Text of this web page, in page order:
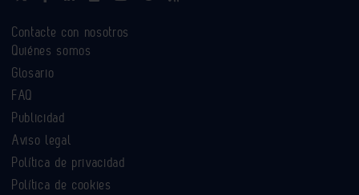
Contacte con nosotros
Quiénes somos
Glosario
FAQ
Publicidad
Aviso legal
Política de privacidad
Política de cookies